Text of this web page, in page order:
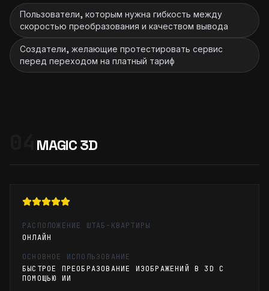
Пользователи, которым нужна гибкость между
скоростью преобразования и качеством вывода
Создатели, желающие протестировать сервис
перед переходом на платный тариф
MAGIC 3D
РАСПОЛОЖЕНИЕ ШТАБ-КВАРТИРЫ
ОНЛАЙН
ОСНОВНОЕ ИСПОЛЬЗОВАНИЕ
БЫСТРОЕ ПРЕОБРАЗОВАНИЕ ИЗОБРАЖЕНИЙ В 3D С
ПОМОЩЬЮ ИИ